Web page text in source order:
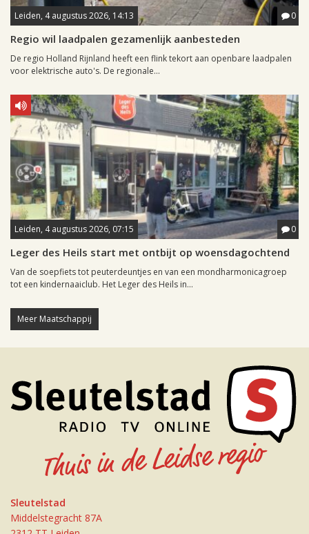
Leiden, 4 augustus 2026, 14:13 0
Regio wil laadpalen gezamenlijk aanbesteden
De regio Holland Rijnland heeft een flink tekort aan openbare laadpalen
voor elektrische auto's. De regionale...
Leiden, 4 augustus 2026, 07:15 0
Leger des Heils start met ontbijt op woensdagochtend
Van de soepfiets tot peuterdeuntjes en van een mondharmonicagroep
tot een kindernaaiclub. Het Leger des Heils in...
Meer Maatschappij
Sleutelstad
Middelstegracht 87A